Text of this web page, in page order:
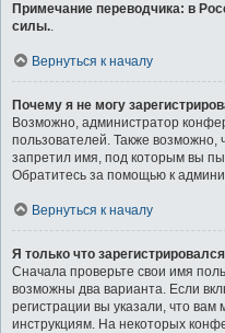
Примечание переводчика: в
силы..
Вернуться к началу
Почему я не могу
Возможно, администратор
пользователей. Также возможно,
запретил имя, под которым вы
Обратитесь за помощью к
Вернуться к началу
Я только что
Сначала проверьте свои имя
возможны два варианта. Если
регистрации вы указали, что
инструкциям. На некоторых